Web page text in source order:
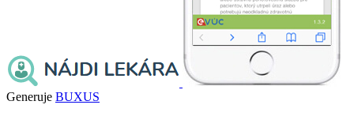
Generuje BUXUS